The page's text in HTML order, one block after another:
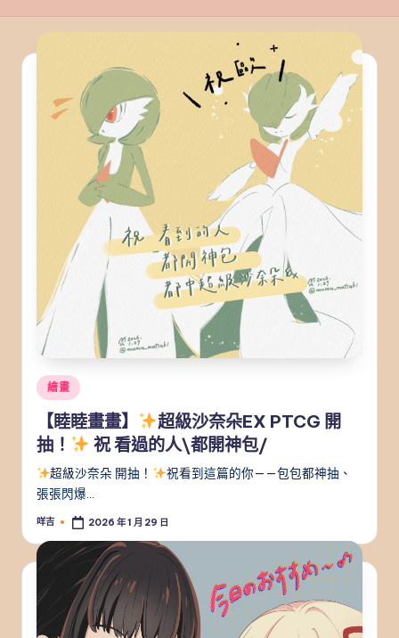
Posted
in
繪畫
【睦睦畫畫】
超級沙奈朵EX PTCG 開
抽！
祝 看過的人\都開神包/
超級沙奈朵 開抽！
祝看到這篇的你——包包都神抽、
張張閃爆…
Posted
咩吉 2026 年 1 月 29 日